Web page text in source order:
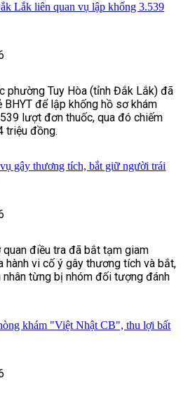
Lắk liên quan vụ lập khống 3.539
phường Tuy Hòa (tỉnh Đắk Lắk) đã
để lập khống hồ sơ khám
lượt đơn thuốc, qua đó chiếm
triệu đồng.
gây thương tích, bắt giữ người trái
điều tra đã bắt tạm giam
hành vi cố ý gây thương tích và bắt,
từng bị nhóm đối tượng đánh
khám "Việt Nhật CB", thu lợi bất